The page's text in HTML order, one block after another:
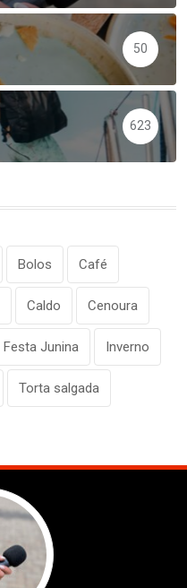
50
623
Bolos Café
Caldo Cenoura
Festa Junina Inverno
Torta salgada